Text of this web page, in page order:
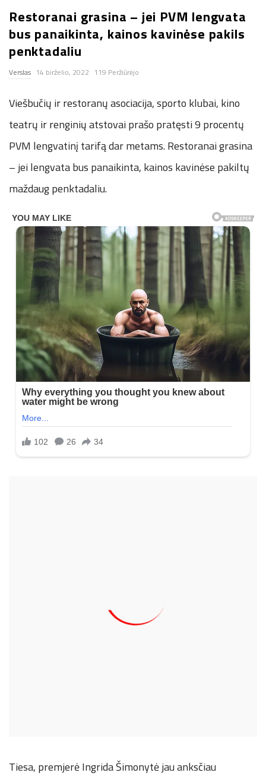
n
.
n
e
t
Restoranai grasina – jei PVM lengvata
bus panaikinta, kainos kavinėse pakils
penktadaliu
Verslas 14 birželio, 2022 119 Peržiūrėjo
Viešbučių ir restoranų asociacija, sporto klubai, kino
teatrų ir renginių atstovai prašo pratęsti 9 procentų
PVM lengvatinį tarifą dar metams. Restoranai grasina
– jei lengvata bus panaikinta, kainos kavinėse pakiltų
maždaug penktadaliu.
Tiesa, premjerė Ingrida Šimonytė jau anksčiau